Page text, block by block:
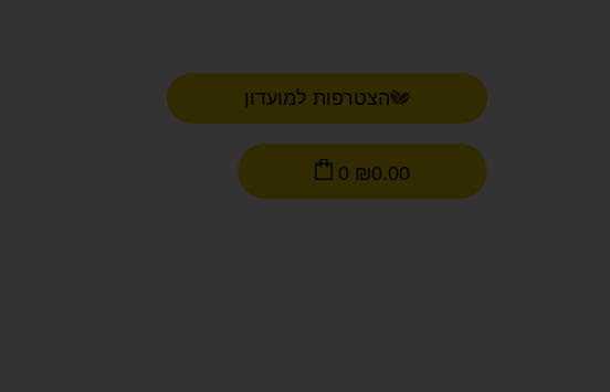
הצטרפות למועדון
₪0.00
0